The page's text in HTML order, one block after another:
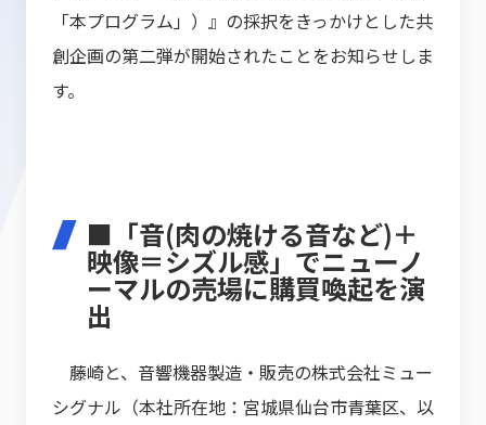
「本プログラム」）』の採択をきっかけとした共
創企画の第二弾が開始されたことをお知らせしま
す。
■「音(肉の焼ける音など)＋
映像＝シズル感」でニューノ
ーマルの売場に購買喚起を演
出
藤崎と、音響機器製造・販売の株式会社ミュー
シグナル（本社所在地：宮城県仙台市青葉区、以